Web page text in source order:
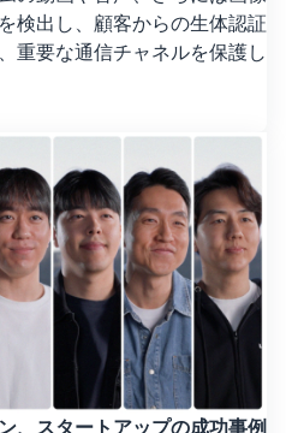
検出し、顧客からの生体認証
重要な通信チャネルを保護し
、スタートアップの成功事例